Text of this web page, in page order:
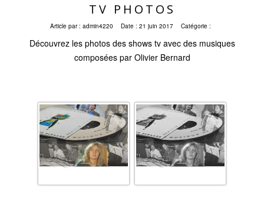
TV PHOTOS
Article par : admin4220 Date : 21 juin 2017 Catégorie :
Découvrez les photos des shows tv avec des musiques
composées par Olivier Bernard